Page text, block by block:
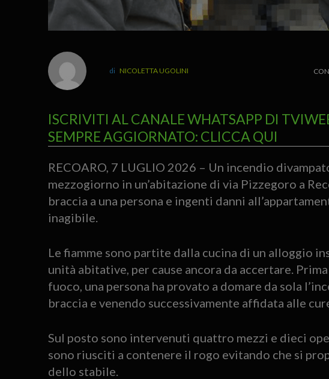
NICOLETTA UGOLINI
ISCRIVITI AL CANALE WHATSAPP DI
SEMPRE AGGIORNATO: CLICCA QUI
RECOARO, 7 LUGLIO 2026 – Un incendio
mezzogiorno in un’abitazione di via Pizzegoro a
braccia a una persona e ingenti danni
inagibile.
Le fiamme sono partite dalla cucina di un alloggio
unità abitative, per cause ancora da accertare.
fuoco, una persona ha provato a domare da sola
braccia e venendo successivamente affidata alle
Sul posto sono intervenuti quattro mezzi e dieci
sono riusciti a contenere il rogo evitando che si
dello stabile.